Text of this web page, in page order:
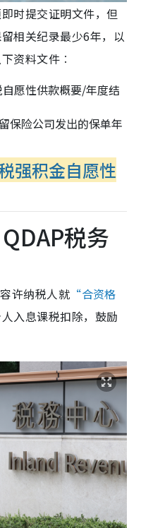
时提交证明文件，但
相关纪录最少6年，以
资料文件︰
愿性供款概要/年度结
保险公司发出的保单年
强积金自愿性
税务
许纳税人就 “合资格
入息课税扣除，鼓励